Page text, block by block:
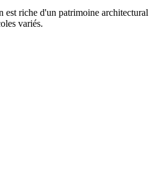
est riche d'un patrimoine architectural
variés.